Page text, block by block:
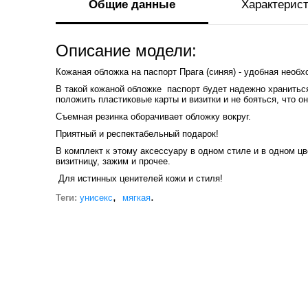
Общие данные
Описание модели:
Кожаная обложка на паспорт Прага (синяя) - удобная
В такой кожаной обложке паспорт будет надежно
положить пластиковые карты и визитки и не бояться, что
Съемная резинка оборачивает обложку вокруг.
Приятный и респектабельный подарок!
В комплект к этому аксессуару в одном стиле и в одном
визитницу, зажим и прочее.
Для истинных ценителей кожи и стиля!
Теги: унисекс, мягкая.